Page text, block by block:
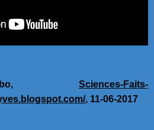
Sciences-Faits-
, 11-06-2017